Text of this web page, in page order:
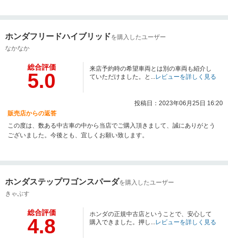
ホンダフリードハイブリッドを購入したユーザー
なかなか
総合評価
5.0
来店予約時の希望車両とは別の車両も紹介し
ていただけました。と...レビューを詳しく見る
投稿日：2023年06月25日 16:20
販売店からの返答
この度は、数ある中古車の中から当店でご購入頂きまして、誠にありがとう
ございました。今後とも、宜しくお願い致します。
ホンダステップワゴンスパーダを購入したユーザー
きゃぶす
総合評価
4.8
ホンダの正規中古店ということで、安心して
購入できました。押し...レビューを詳しく見る